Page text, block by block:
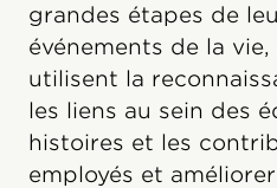
grandes étapes de
événements de la
utilisent la
les liens au sein des
histoires et les
employés et